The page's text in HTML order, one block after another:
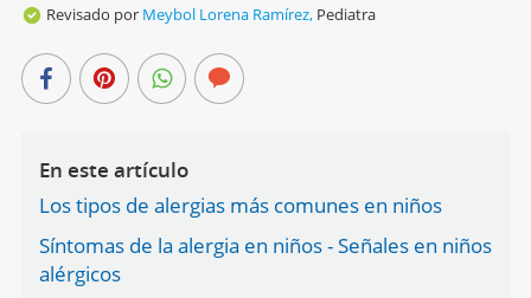
Revisado por Meybol Lorena Ramírez, Pediatra
En este artículo
Los tipos de alergias más comunes en niños
Síntomas de la alergia en niños - Señales en niños
alérgicos